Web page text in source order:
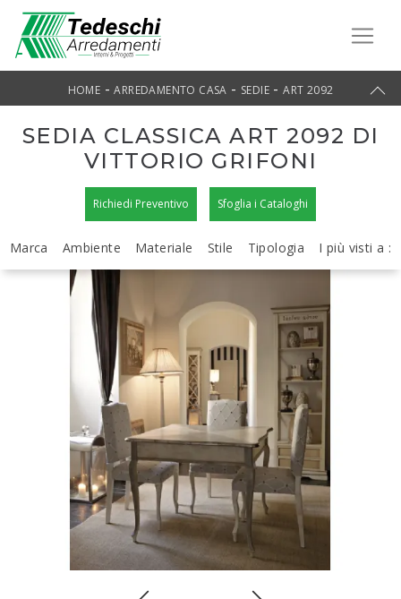
HOME -ARREDAMENTO CASA - SEDIE -ART 2092
SEDIA CLASSICA ART 2092 DI
VITTORIO GRIFONI
Richiedi Preventivo Sfoglia i Cataloghi
Marca Ambiente Materiale Stile Tipologia I più visti a :